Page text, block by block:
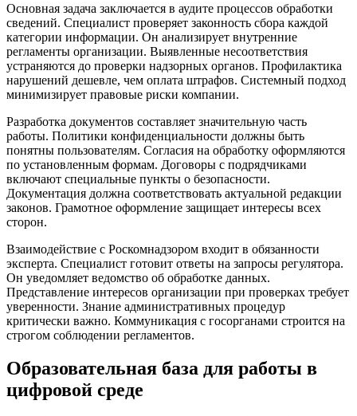
Основная задача заключается в аудите процессов обработки
сведений. Специалист проверяет законность сбора каждой
категории информации. Он анализирует внутренние
регламенты организации. Выявленные несоответствия
устраняются до проверки надзорных органов. Профилактика
нарушений дешевле, чем оплата штрафов. Системный подход
минимизирует правовые риски компании.
Разработка документов составляет значительную часть
работы. Политики конфиденциальности должны быть
понятны пользователям. Согласия на обработку оформляются
по установленным формам. Договоры с подрядчиками
включают специальные пункты о безопасности.
Документация должна соответствовать актуальной редакции
законов. Грамотное оформление защищает интересы всех
сторон.
Взаимодействие с Роскомнадзором входит в обязанности
эксперта. Специалист готовит ответы на запросы регулятора.
Он уведомляет ведомство об обработке данных.
Представление интересов организации при проверках требует
уверенности. Знание административных процедур
критически важно. Коммуникация с госорганами строится на
строгом соблюдении регламентов.
Образовательная база для работы в
цифровой среде